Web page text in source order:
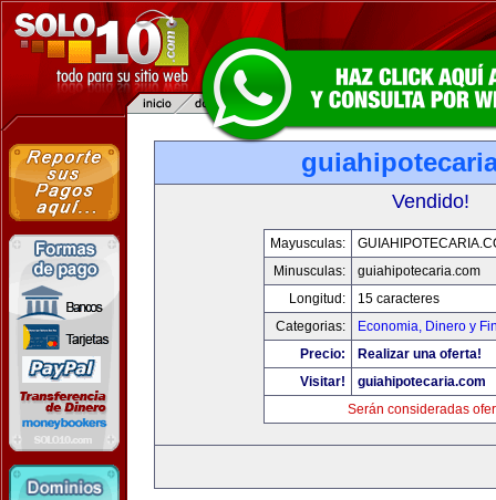
Vendido!
Mayusculas:
Minusculas:
guiahipotecaria.com
Longitud:
15 caracteres
Categorias:
Economia, Dinero y
Precio:
Realizar una oferta!
Visitar!
guiahipotecaria.com
Serán consideradas